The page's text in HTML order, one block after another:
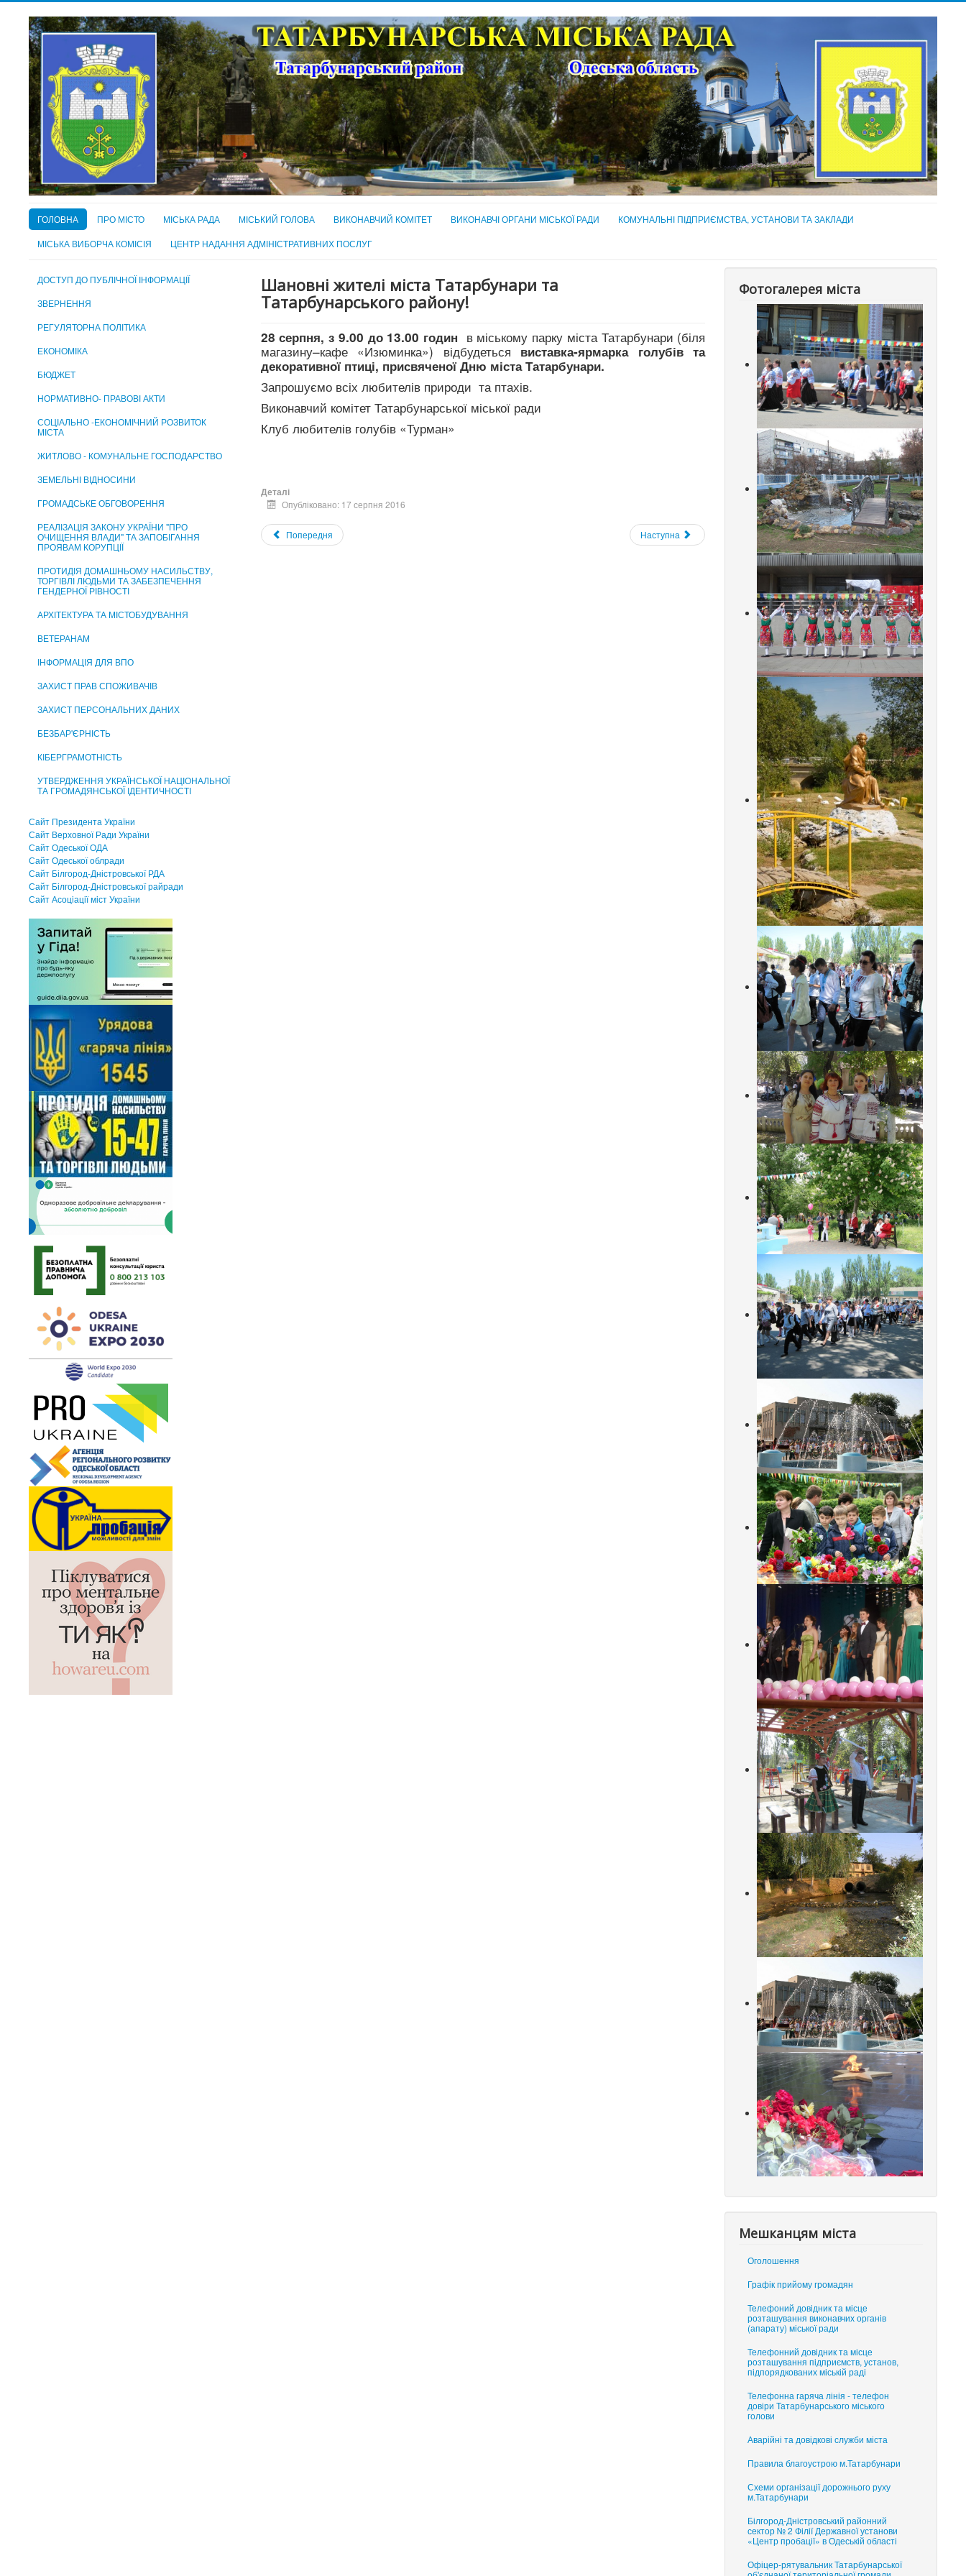
ГОЛОВНА ПРО МІСТО МІСЬКА РАДА МІСЬКИЙ ГОЛОВА ВИКОНАВЧИЙ КОМІТЕТ ВИКОНАВЧІ ОРГАНИ МІСЬКОЇ РАДИ
КОМУНАЛЬНІ ПІДПРИЄМСТВА, УСТАНОВИ ТА ЗАКЛАДИ
МІСЬКА ВИБОРЧА КОМІСІЯ
ЦЕНТР НАДАННЯ АДМІНІСТРАТИВНИХ ПОСЛУГ
ДОСТУП ДО ПУБЛІЧНОЇ ІНФОРМАЦІЇ
ЗВЕРНЕННЯ
РЕГУЛЯТОРНА ПОЛІТИКА
ЕКОНОМІКА
БЮДЖЕТ
НОРМАТИВНО- ПРАВОВІ АКТИ
СОЦІАЛЬНО -ЕКОНОМІЧНИЙ РОЗВИТОК
МІСТА
ЖИТЛОВО - КОМУНАЛЬНЕ ГОСПОДАРСТВО
ЗЕМЕЛЬНІ ВІДНОСИНИ
ГРОМАДСЬКЕ ОБГОВОРЕННЯ
РЕАЛІЗАЦІЯ ЗАКОНУ УКРАЇНИ "ПРО
ОЧИЩЕННЯ ВЛАДИ" ТА ЗАПОБІГАННЯ
ПРОЯВАМ КОРУПЦІЇ
ПРОТИДІЯ ДОМАШНЬОМУ НАСИЛЬСТВУ,
ТОРГІВЛІ ЛЮДЬМИ ТА ЗАБЕЗПЕЧЕННЯ
ГЕНДЕРНОЇ РІВНОСТІ
АРХІТЕКТУРА ТА МІСТОБУДУВАННЯ
ВЕТЕРАНАМ
ІНФОРМАЦІЯ ДЛЯ ВПО
ЗАХИСТ ПРАВ СПОЖИВАЧІВ
ЗАХИСТ ПЕРСОНАЛЬНИХ ДАНИХ
БЕЗБАР'ЄРНІСТЬ
КІБЕРГРАМОТНІСТЬ
УТВЕРДЖЕННЯ УКРАЇНСЬКОЇ НАЦІОНАЛЬНОЇ
ТА ГРОМАДЯНСЬКОЇ ІДЕНТИЧНОСТІ
Сайт Президента України
Сайт Верховної Ради України
Сайт Одеської ОДА
Сайт Одеської облради
Сайт Білгород-Дністровської РДА
Сайт Білгород-Дністровської райради
Сайт Асоцiацiї мiст України
Шановні жителі міста Татарбунари та
Татарбунарського району!
28 серпня, з 9.00 до 13.00 годин в міському парку міста Татарбунари (біля
магазину–кафе «Изюминка») відбудеться виставка-ярмарка голубів та
декоративної птиці, присвяченої Дню міста Татарбунари.
Запрошуємо всіх любителів природи та птахів.
Виконавчий комітет Татарбунарської міської ради
Клуб любителів голубів «Турман»
Деталі
Опубліковано: 17 серпня 2016
Попередня Наступна
Фотогалерея міста
Мешканцям міста
Оголошення
Графік прийому громадян
Телефоний довідник та місце
розташування виконавчих органів
(апарату) міської ради
Телефонний довідник та місце
розташування підприємств, установ,
підпорядкованих міській раді
Телефонна гаряча лінія - телефон
довіри Татарбунарського міського
голови
Аварійні та довідкові служби міста
Правила благоустрою м.Татарбунари
Схеми організації дорожнього руху
м.Татарбунари
Білгород-Дністровський районний
сектор № 2 Філії Державної установи
«Центр пробації» в Одеській області
Офіцер-рятувальник Татарбунарської